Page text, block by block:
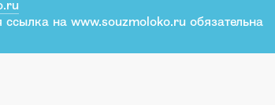
на www.souzmoloko.ru обязательна